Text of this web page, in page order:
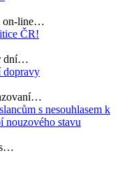
on-line…
ČR!
dní…
dopravy
s nesouhlasem k
nouzového stavu